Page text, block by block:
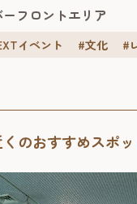
フロントエリア
イベント #文化
#
のおすすめスポッ